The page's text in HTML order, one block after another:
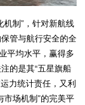
制”，针对新航线
管与航行安全的全
平均水平，赢得多
的是其“五星旗船
力统计责任，又利
市场机制”的完美平